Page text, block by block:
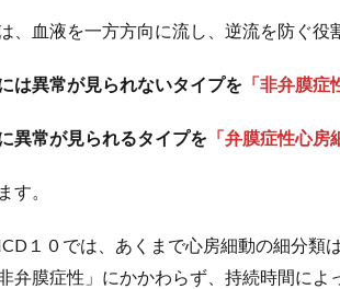
、血液を一方方向に流し、逆流を防ぐ役
には異常が見られないタイプを 「非弁膜症
に異常が見られるタイプを 「弁膜症性心房
す。
１０では、あくまで心房細動の細分類
弁膜症性」にかかわらず、持続時間によ